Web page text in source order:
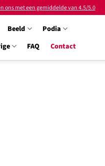
ons met een gemiddelde van 4.5/5.0
Beeld
Podia
FAQ Contact